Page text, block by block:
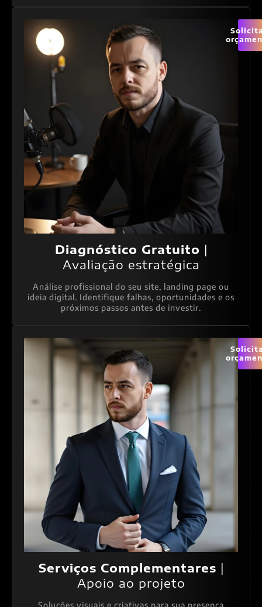
Diagnóstico Gratuito |
Avaliação estratégica
Análise profissional do seu site, landing page ou
ideia digital. Identifique falhas, oportunidades e os
próximos passos antes de investir.
Serviços Complementares |
Apoio ao projeto
Soluções visuais e criativas para sua presença